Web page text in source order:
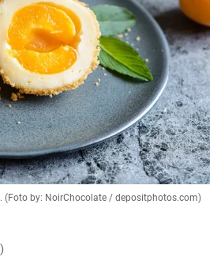
(Foto by: NoirChocolate / depositphotos.com)